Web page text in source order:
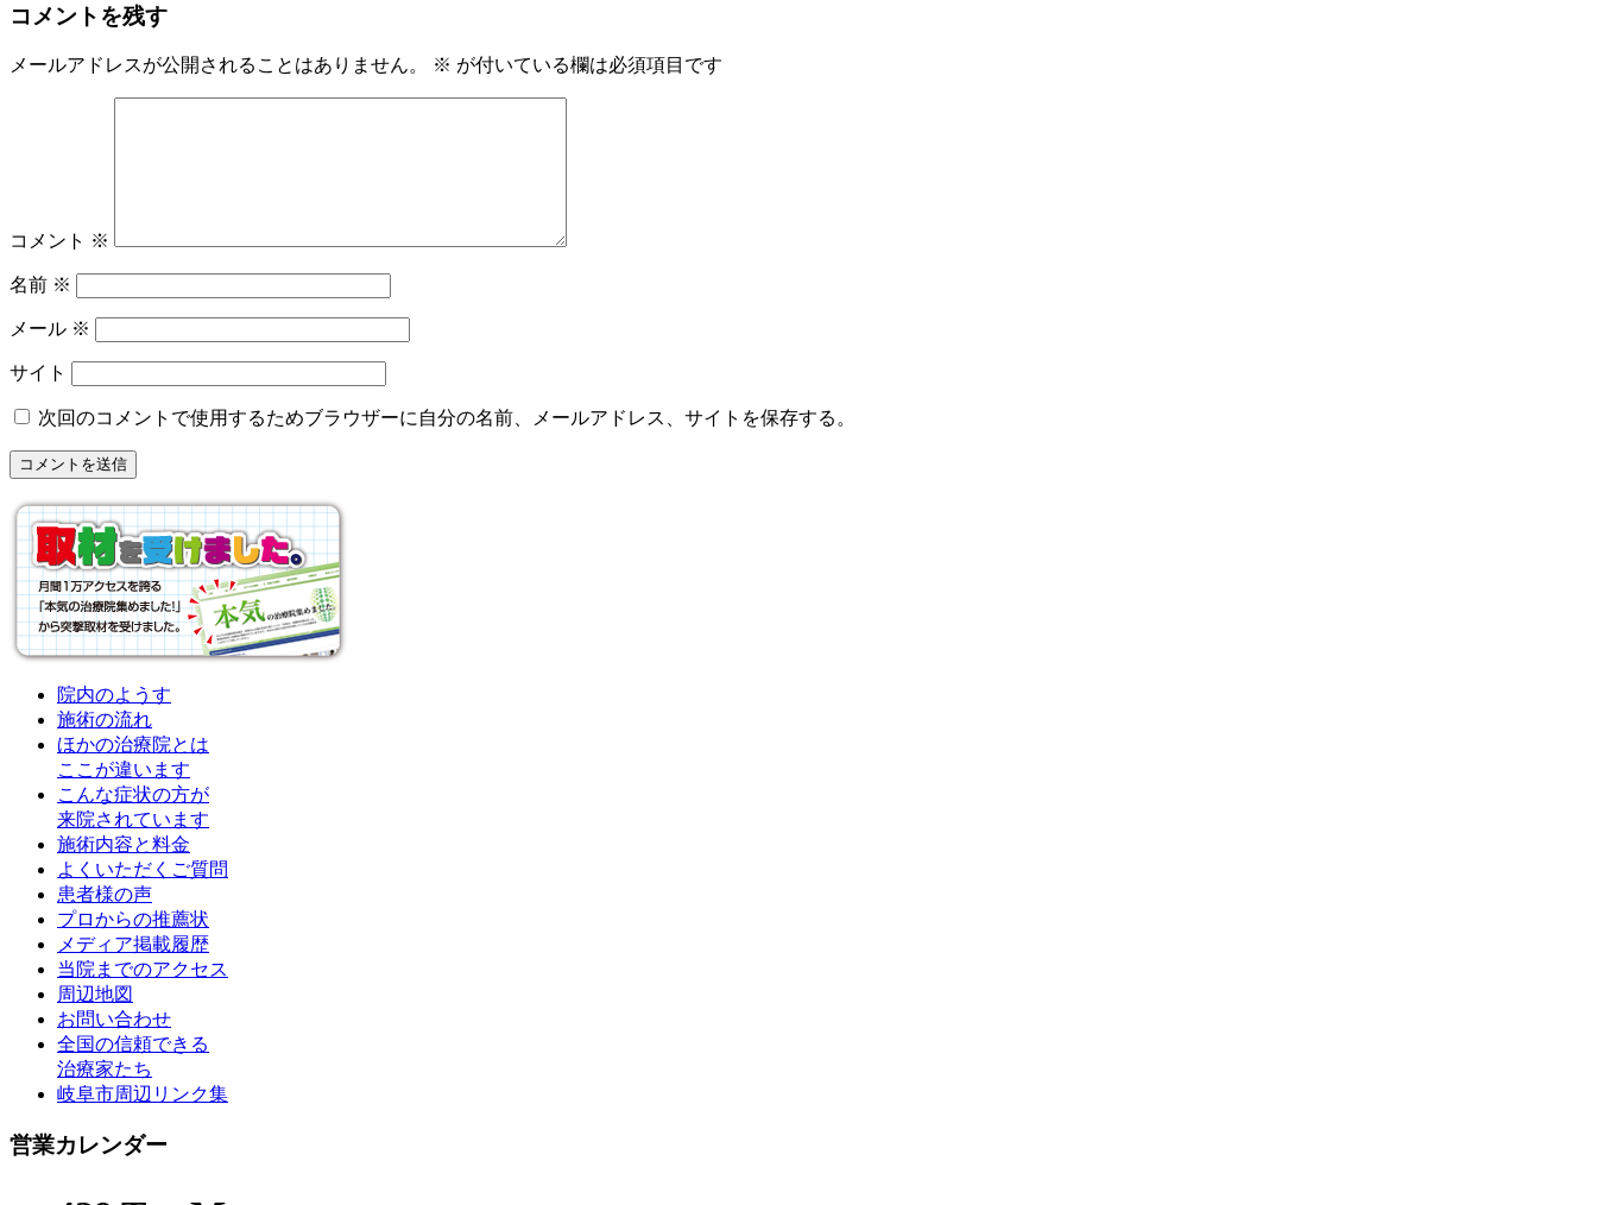
コメントを残す
メールアドレスが公開されることはありません。 ※ が付いている欄は必須項目です
コメント ※
名前 ※
メール ※
サイト
次回のコメントで使用するためブラウザーに自分の名前、メールアドレス、サイトを保存する。
院内のようす
施術の流れ
ほかの治療院とは
ここが違います
こんな症状の方が
来院されています
施術内容と料金
よくいただくご質問
患者様の声
プロからの推薦状
メディア掲載履歴
当院までのアクセス
周辺地図
お問い合わせ
全国の信頼できる
治療家たち
岐阜市周辺リンク集
営業カレンダー